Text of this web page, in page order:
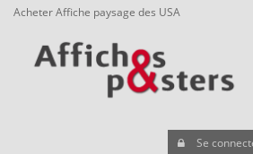
Acheter Affiche paysage des USA
Se